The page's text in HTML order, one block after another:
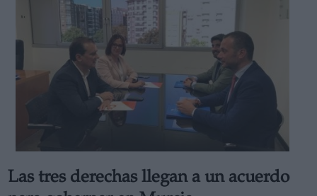
Las tres derechas llegan a un acuerdo